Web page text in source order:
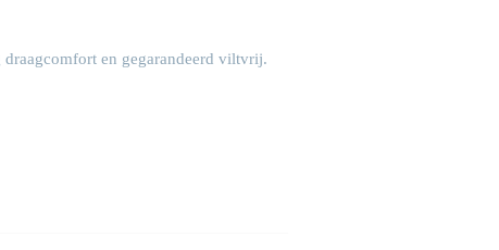
en gegarandeerd viltvrij.